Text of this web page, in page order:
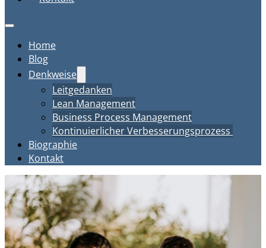
Home
Blog
Denkweise
Leitgedanken
Lean Management
Business Process Management
Kontinuierlicher Verbesserungsprozess
Biographie
Kontakt